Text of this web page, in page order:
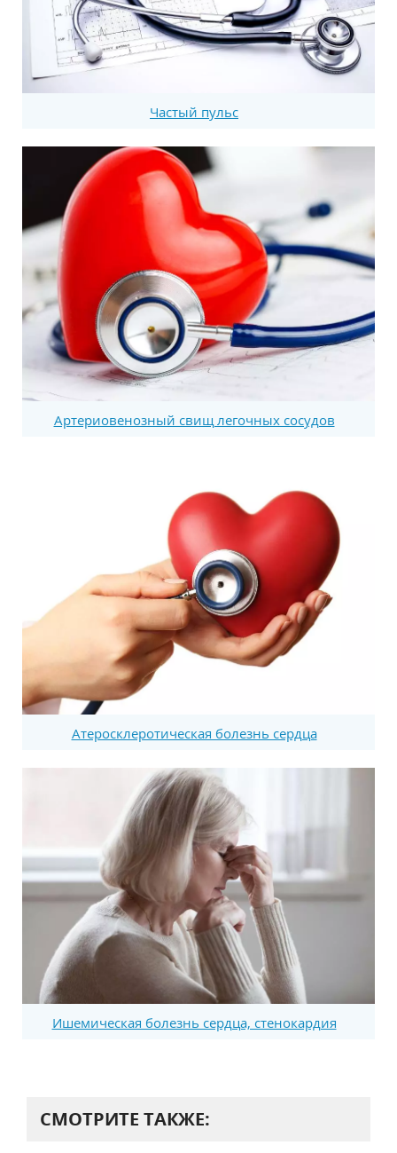
Частый пульс
Артериовенозный свищ легочных сосудов
Атеросклеротическая болезнь сердца
Ишемическая болезнь сердца, стенокардия
СМОТРИТЕ ТАКЖЕ: